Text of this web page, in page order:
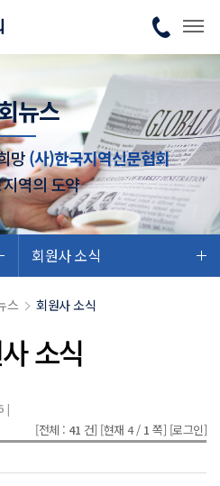
뉴스
망(사)한국지역신문협회
역의 도약
회원사 소식
스 회원사 소식
소식
|
[전체 : 41 건] [현재 4 / 1 쪽] [로그인]